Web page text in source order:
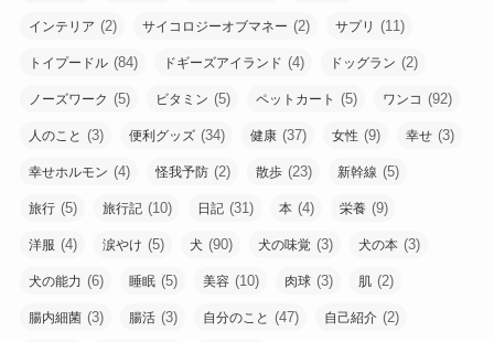
インテリア (2) サイコロジーオブマネー (2) サプリ (11)
トイプードル (84) ドギーズアイランド (4) ドッグラン (2)
ノーズワーク (5) ビタミン (5) ペットカート (5) ワンコ (92)
人のこと (3) 便利グッズ (34) 健康 (37) 女性 (9) 幸せ (3)
幸せホルモン (4) 怪我予防 (2) 散歩 (23) 新幹線 (5)
旅行 (5) 旅行記 (10) 日記 (31) 本 (4) 栄養 (9)
洋服 (4) 涙やけ (5) 犬 (90) 犬の味覚 (3) 犬の本 (3)
犬の能力 (6) 睡眠 (5) 美容 (10) 肉球 (3) 肌 (2)
腸内細菌 (3) 腸活 (3) 自分のこと (47) 自己紹介 (2)